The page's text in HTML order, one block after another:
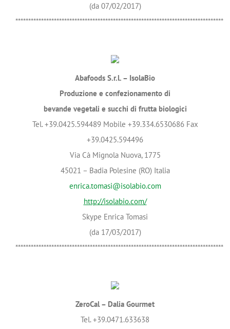
(da 07/02/2017)
*********************************************************************************
Abafoods S.r.l. – IsolaBio
Produzione e confezionamento di
bevande vegetali e succhi di frutta biologici
Tel. +39.0425.594489 Mobile +39.334.6530686 Fax
+39.0425.594496
Via Cà Mignola Nuova, 1775
45021 – Badia Polesine (RO) Italia
enrica.tomasi@isolabio.com
http://isolabio.com/
Skype Enrica Tomasi
(da 17/03/2017)
*********************************************************************************
ZeroCal – Dalia Gourmet
Tel. +39.0471.633638